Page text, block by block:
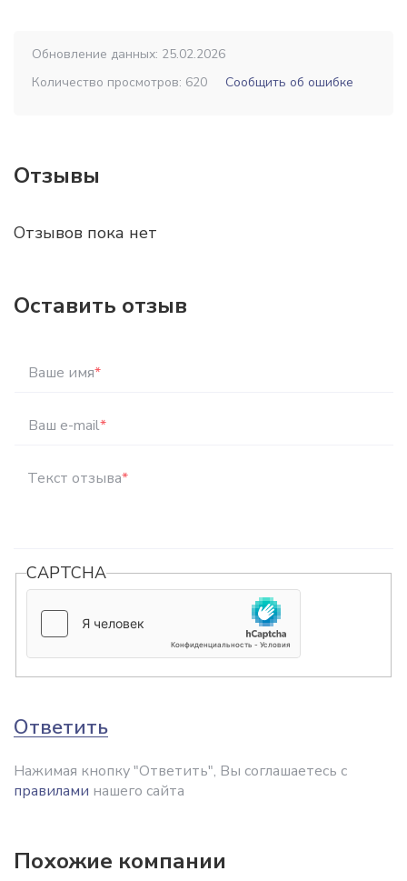
Обновление данных: 25.02.2026
Количество просмотров: 620
Сообщить об ошибке
Отзывы
Отзывов пока нет
Оставить отзыв
Ваше имя*
Ваш e-mail*
Текст отзыва*
CAPTCHA
Ответить
Нажимая кнопку "Ответить", Вы соглашаетесь с
правилами нашего сайта
Похожие компании